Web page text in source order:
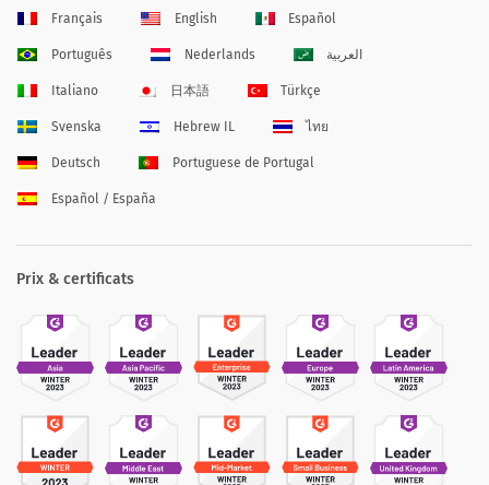
Français English Español
Português Nederlands العربية
Italiano 日本語 Türkçe
Svenska Hebrew IL ไทย
Deutsch Portuguese de Portugal
Español / España
Prix & certificats